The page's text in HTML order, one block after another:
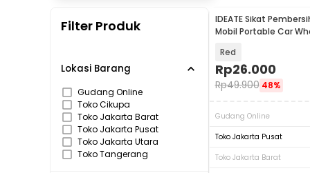
Toko Jakarta Barat
Senin -
Toko Tangerang
Senin -
Senin - Jumat
Senin - Jumat
Filter Produk
Lokasi Barang
Gudang Online
Toko Cikupa
Toko Jakarta Barat
Toko Jakarta Pusat
Toko Jakarta Utara
Toko Tangerang
IDEATE Sikat
Mobil Portable Car
Red
Rp26.000
Rp49.900 48%
Gudang Online
Toko Jakarta Pusat
Toko Jakarta Barat